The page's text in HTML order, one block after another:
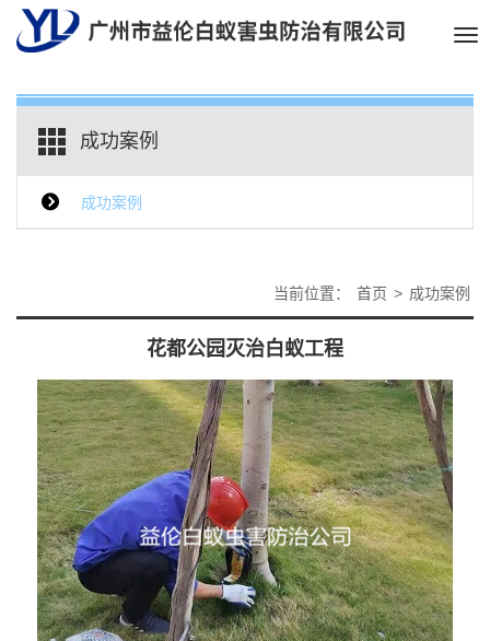
成功案例
成功案例
当前位置： 首页 > 成功案例
花都公园灭治白蚁工程